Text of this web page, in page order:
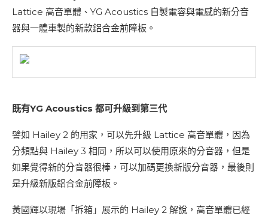
Lattice 高音單體、YG Acoustics 自製電容與電感的新分音
器與一體車製的新款鋁合金前障板。
既有YG Acoustics 都可升級到第三代
譬如 Hailey 2 的用家，可以先升級 Lattice 高音單體，因為
分頻點與 Hailey 3 相同，所以可以使用原來的分音器，但是
如果覺得新的分音器很棒，可以加碼更換新版分音器，最後則
是升級新版鋁合金前障板。
黃國輝以現場「拆箱」展示的 Hailey 2 解說，高音單體已經